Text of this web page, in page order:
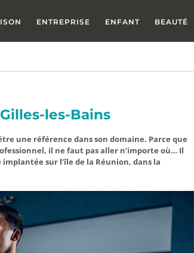
ENTREPRISE ENFANT BEAUTÉ
les-Bains
une référence dans son domaine. Parce que
il ne faut pas aller n’importe où… Il
sur l’île de la Réunion, dans la